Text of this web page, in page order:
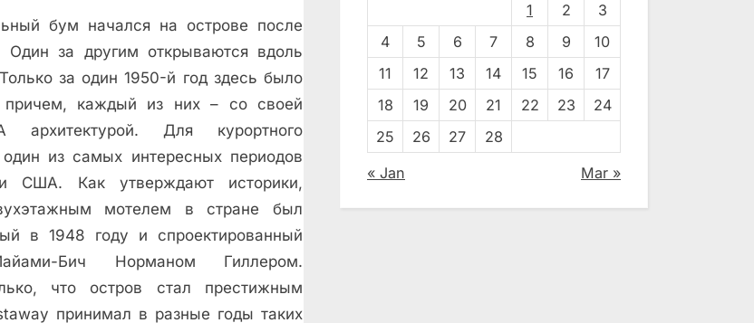
бум начался на острове после
за другим открываются вдоль
за один 1950-й год здесь было
причем, каждый из них – со своей
Для курортного
из самых интересных периодов
США. Как утверждают историки,
мотелем в стране был
в 1948 году и спроектированный
Бич Норманом Гиллером.
что остров стал престижным
принимал в разные годы таких
1
2
3
4
5 6 7 8 9
10
11
12 13 14 15 16
17
18
19 20 21 22 23
24
25
26 27 28
« Jan Mar »